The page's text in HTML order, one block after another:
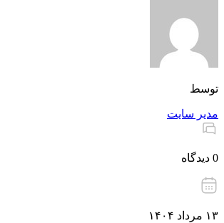
توسط
مدیر سایت
0 دیدگاه
۱۳ مرداد ۱۴۰۴